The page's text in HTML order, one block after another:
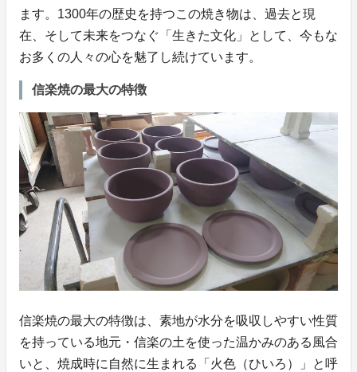
ます。1300年の歴史を持つこの焼き物は、過去と現
在、そして未来をつなぐ「生きた文化」として、今もな
お多くの人々の心を魅了し続けています。
信楽焼の最大の特徴
信楽焼の最大の特徴は、素地が水分を吸収しやすい性質
を持っている地元・信楽の土を使った温かみのある風合
いと、焼成時に自然に生まれる「火色（ひいろ）」と呼